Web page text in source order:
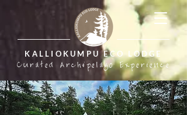
KALLIOKUMPU ECO LODGE
Curated Archipelago Experience